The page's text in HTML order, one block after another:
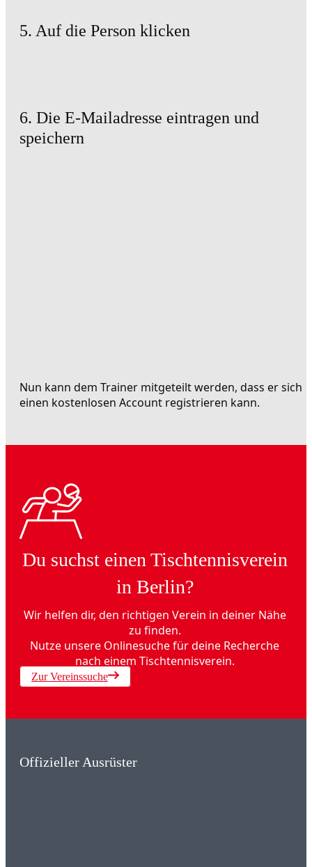
5. Auf die Person klicken
6. Die E-Mailadresse eintragen und
speichern
Nun kann dem Trainer mitgeteilt werden, dass er sich
einen kostenlosen Account registrieren kann.
Du suchst einen Tischtennisverein
in Berlin?
Wir helfen dir, den richtigen Verein in deiner Nähe
zu finden.
Nutze unsere Onlinesuche für deine Recherche
nach einem Tischtennisverein.
Zur Vereinssuche
Offizieller Ausrüster